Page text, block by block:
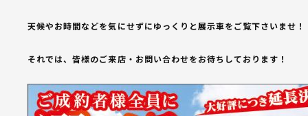
天候やお時間などを気にせずにゆっくりと展示車をご覧下さいませ！
それでは、皆様のご来店・お問い合わせをお待ちしております！